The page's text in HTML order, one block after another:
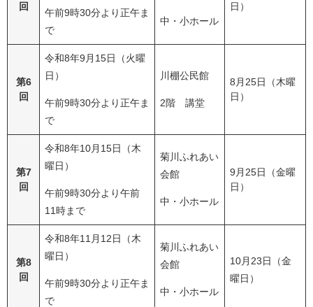
回
午前9時30分より正午ま
で
中・小ホール
日）
第6
回
令和8年9月15日（火曜
日）
午前9時30分より正午ま
で
川棚公民館
2階 講堂
8月25日（木曜
日）
第7
回
令和8年10月15日（木
曜日）
午前9時30分より午前
11時まで
菊川ふれあい
会館
中・小ホール
9月25日（金曜
日）
第8
回
令和8年11月12日（木
曜日）
午前9時30分より正午ま
で
菊川ふれあい
会館
中・小ホール
10月23日（金
曜日）